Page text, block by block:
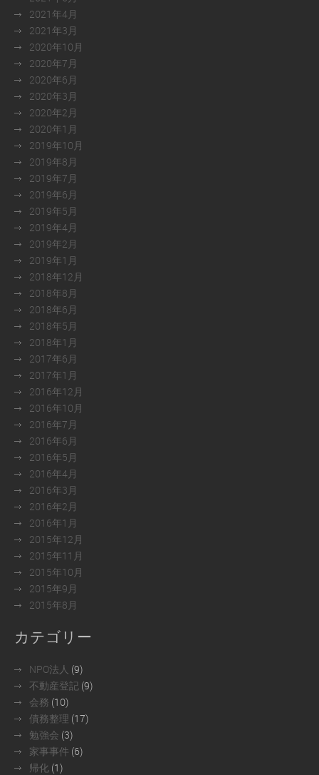
2021年4月
2021年3月
2020年10月
2020年7月
2020年6月
2020年3月
2020年2月
2020年1月
2019年10月
2019年8月
2019年7月
2019年6月
2019年5月
2019年4月
2019年2月
2019年1月
2018年12月
2018年8月
2018年6月
2018年5月
2018年1月
2017年6月
2017年1月
2016年12月
2016年10月
2016年7月
2016年6月
2016年5月
2016年4月
2016年3月
2016年2月
2016年1月
2015年12月
2015年11月
2015年10月
2015年9月
2015年8月
カテゴリー
NPO法人 (9)
不動産登記 (9)
会務 (10)
債務整理 (17)
勉強会 (3)
家事事件 (6)
帰化 (1)